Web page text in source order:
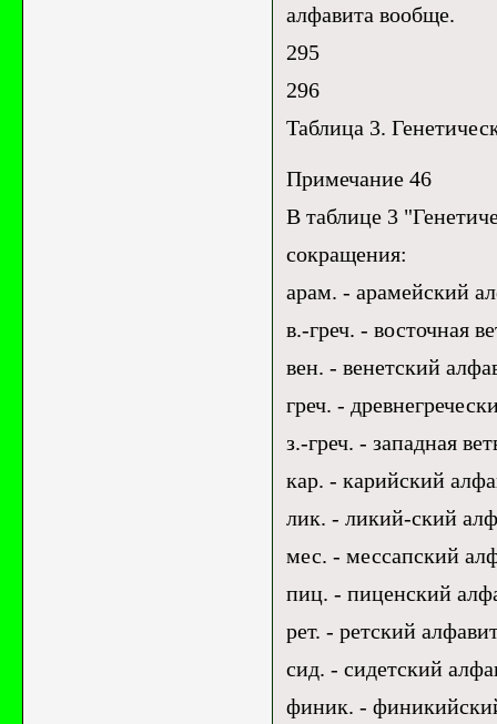
алфавита вообще.
295
296
Таблица 3.
Примечание 46
В таблице 3
сокращения:
арам. - арамейский
в.-греч. - восточная
вен. - венетский
греч. -
з.-греч. - западная
кар. - карийский
лик. - ликий-ский
мес. - мессапский
пиц. - пиценский
рет. - ретский
сид. - сидетский
финик. -